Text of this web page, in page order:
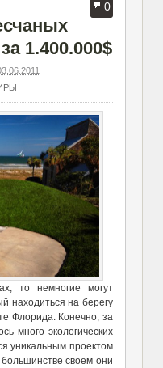
0
1.400.000$
то немногие могут
находиться на берегу
Флорида. Конечно, за
много экологических
уникальным проектом
своем они